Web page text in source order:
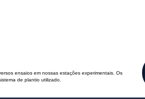
ensaios em nossas estações experimentais. Os
de plantio utilizado.